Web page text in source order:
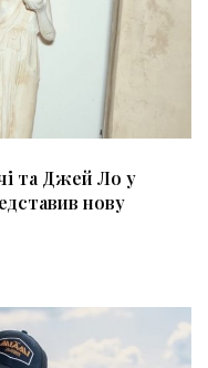
та Джей Ло у
нову